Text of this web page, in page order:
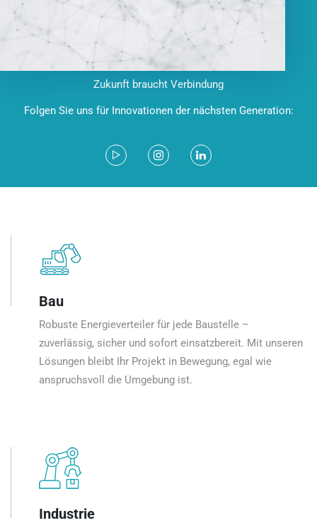
Zukunft braucht Verbindung
Folgen Sie uns für Innovationen der nächsten Generation:
Bau
Robuste Energieverteiler für jede Baustelle –
zuverlässig, sicher und sofort einsatzbereit. Mit unseren
Lösungen bleibt Ihr Projekt in Bewegung, egal wie
anspruchsvoll die Umgebung ist.
Industrie